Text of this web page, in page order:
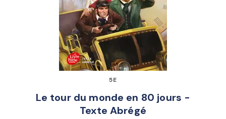
5E
Le tour du monde en 80 jours -
Texte Abrégé